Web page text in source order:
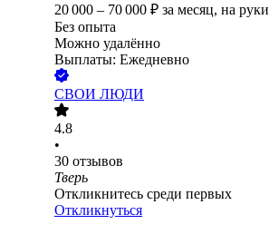
20 000 – 70 000 ₽ за месяц, на руки
Без опыта
Можно удалённо
Выплаты: Ежедневно
СВОИ ЛЮДИ
4.8
•
30 отзывов
Тверь
Откликнитесь среди первых
Откликнуться